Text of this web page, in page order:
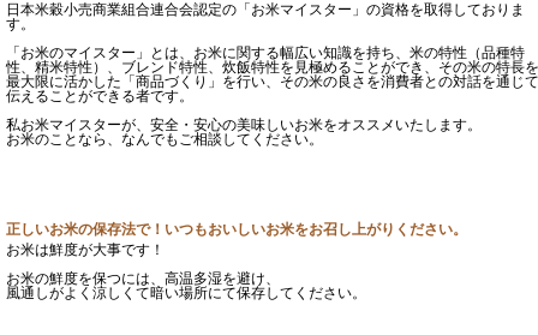
日本米穀小売商業組合連合会認定の「お米マイスター」の資格を取得しておりま
す。
「お米のマイスター」とは、お米に関する幅広い知識を持ち、米の特性（品種特
性、精米特性）、ブレンド特性、炊飯特性を見極めることができ、その米の特長を
最大限に活かした「商品づくり」を行い、その米の良さを消費者との対話を通じて
伝えることができる者です。
私お米マイスターが、安全・安心の美味しいお米をオススメいたします。
お米のことなら、なんでもご相談してください。
正しいお米の保存法で！いつもおいしいお米をお召し上がりください。
お米は鮮度が大事です！
お米の鮮度を保つには、高温多湿を避け、
風通しがよく涼しくて暗い場所にて保存してください。